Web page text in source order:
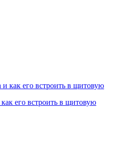
его встроить в щитовую